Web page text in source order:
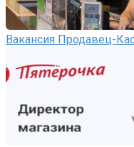
Вакансия Продавец-